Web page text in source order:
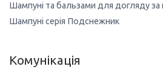
Шампуні та бальзами для догляду за
Шампуні серія Подснежник
Комунікація